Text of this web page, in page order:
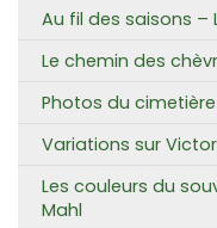
Au fil des saisons –
Le chemin des
Photos du
Variations sur
Les couleurs du
Mahl